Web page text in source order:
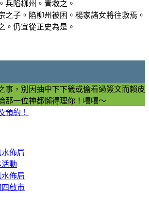
兵陷柳州。青救之。
之子。陷柳州被困。楊家諸女將往救焉。
。仍宜從正史為是。
事，別因抽中下下籤或偷看過簽文而賴皮
那一位神都懶得理你！嘻嘻～
預約！
水佈局
活動
水佈局
啟市